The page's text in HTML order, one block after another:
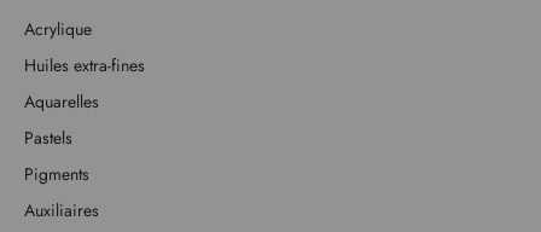
Acrylique
Huiles extra-fines
Aquarelles
Pastels
Pigments
Auxiliaires